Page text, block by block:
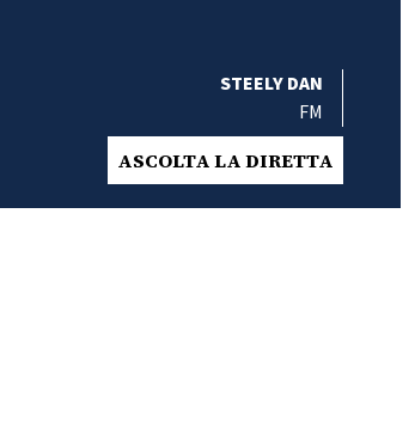
STEELY DAN
FM
ASCOLTA LA DIRETTA